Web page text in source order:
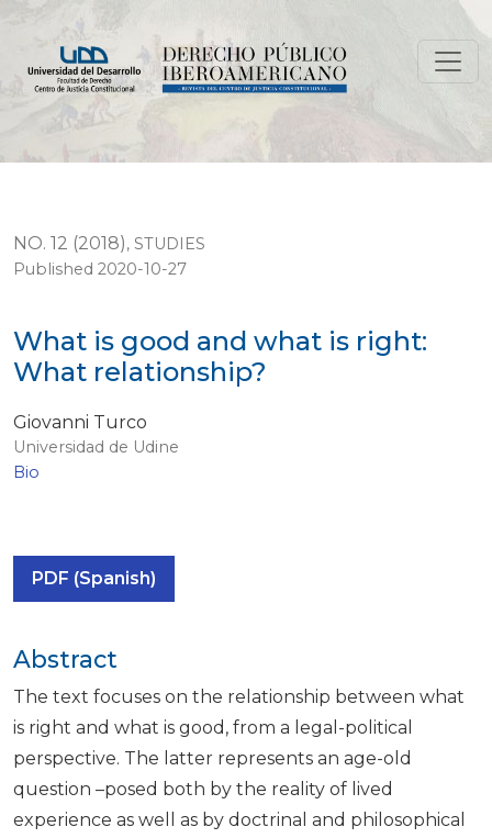
NO. 12 (2018), STUDIES
What is good and what is right:
What relationship?
Published 2020-10-27
Giovanni Turco
Universidad de Udine
Bio
PDF (Spanish)
Abstract
The text focuses on the relationship between what
is right and what is good, from a legal-political
perspective. The latter represents an age-old
question –posed both by the reality of lived
experience as well as by doctrinal and philosophical